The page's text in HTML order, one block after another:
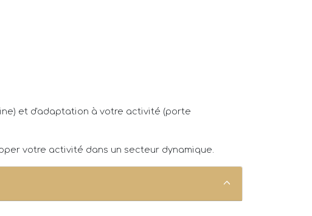
et d'adaptation à votre activité (porte
votre activité dans un secteur dynamique.